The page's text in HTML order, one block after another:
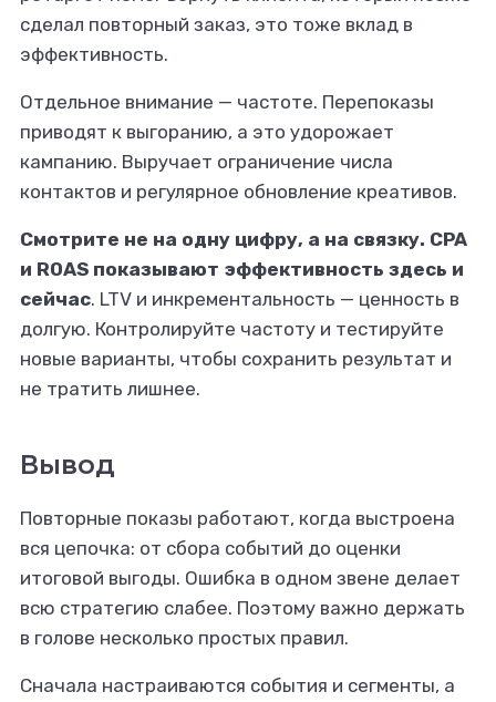
сделал повторный заказ, это тоже вклад в
эффективность.
Отдельное внимание — частоте. Перепоказы
приводят к выгоранию, а это удорожает
кампанию. Выручает ограничение числа
контактов и регулярное обновление креативов.
Смотрите не на одну цифру, а на связку. CPA
и ROAS показывают эффективность здесь и
сейчас. LTV и инкрементальность — ценность в
долгую. Контролируйте частоту и тестируйте
новые варианты, чтобы сохранить результат и
не тратить лишнее.
Вывод
Повторные показы работают, когда выстроена
вся цепочка: от сбора событий до оценки
итоговой выгоды. Ошибка в одном звене делает
всю стратегию слабее. Поэтому важно держать
в голове несколько простых правил.
Сначала настраиваются события и сегменты, а